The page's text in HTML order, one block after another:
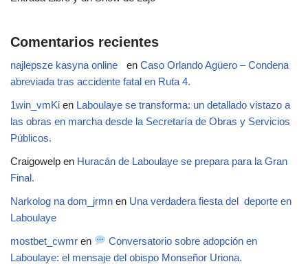
Comentarios recientes
najlepsze kasyna online en Caso Orlando Agüero – Condena
abreviada tras accidente fatal en Ruta 4.
1win_vmKi en Laboulaye se transforma: un detallado vistazo a
las obras en marcha desde la Secretaría de Obras y Servicios
Públicos.
Craigowelp en Huracán de Laboulaye se prepara para la Gran
Final.
Narkolog na dom_jrmn en Una verdadera fiesta del deporte en
Laboulaye
mostbet_cwmr en
Conversatorio sobre adopción en
Laboulaye: el mensaje del obispo Monseñor Uriona.